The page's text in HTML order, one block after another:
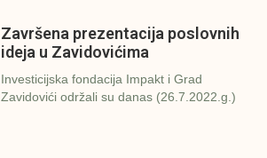
Završena prezentacija poslovnih
ideja u Zavidovićima
Investicijska fondacija Impakt i Grad
Zavidovići održali su danas (26.7.2022.g.)